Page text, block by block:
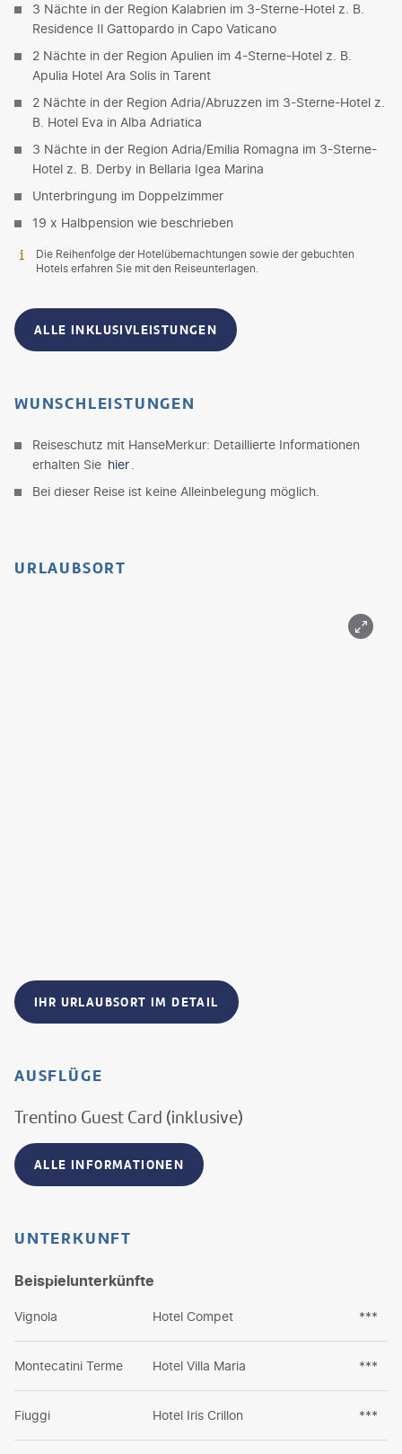
3 Nächte in der Region Kalabrien im 3-Sterne-Hotel z. B.
Residence Il Gattopardo in Capo Vaticano
2 Nächte in der Region Apulien im 4-Sterne-Hotel z. B.
Apulia Hotel Ara Solis in Tarent
2 Nächte in der Region Adria/Abruzzen im 3-Sterne-Hotel z.
B. Hotel Eva in Alba Adriatica
3 Nächte in der Region Adria/Emilia Romagna im 3-Sterne-
Hotel z. B. Derby in Bellaria Igea Marina
Unterbringung im Doppelzimmer
19 x Halbpension wie beschrieben
Die Reihenfolge der Hotelübernachtungen sowie der gebuchten
Hotels erfahren Sie mit den Reiseunterlagen.
ALLE INKLUSIVLEISTUNGEN
WUNSCHLEISTUNGEN
Reiseschutz mit HanseMerkur: Detaillierte Informationen
erhalten Sie hier
Bei dieser Reise ist keine Alleinbelegung möglich.
URLAUBSORT
IHR URLAUBSORT IM DETAIL
AUSFLÜGE
Trentino Guest Card (inklusive)
ALLE INFORMATIONEN
UNTERKUNFT
Beispielunterkünfte
Vignola Hotel Compet ***
Montecatini Terme Hotel Villa Maria ***
Fiuggi Hotel Iris Crillon ***